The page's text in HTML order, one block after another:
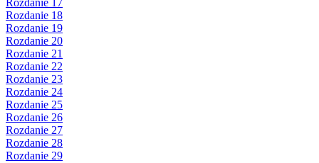
Rozdanie 17
Rozdanie 18
Rozdanie 19
Rozdanie 20
Rozdanie 21
Rozdanie 22
Rozdanie 23
Rozdanie 24
Rozdanie 25
Rozdanie 26
Rozdanie 27
Rozdanie 28
Rozdanie 29